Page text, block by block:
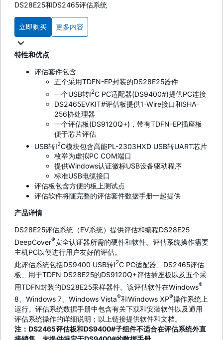
DS28E25和DS2465评估系统
立即购买 更多内容
特性和优点
评估套件包含
五个采用TDFN-EP封装的DS28E25器件
一个USB转I2C PC适配器(DS9400#)提供PC连接
DS2465EVKIT#评估板提供1-Wire接口和SHA-
256协处理器
一个评估板(DS9120Q+)，带有TDFN-EP插座板
便于芯片评估
USB转I2C模块包含高能PL-2303HXD USB转UART芯片
枚举为虚拟PC COM端口
提供Windows认证徽标USB设备驱动程序
标准USB电缆接口
评估板包含方便的板上测试点
评估软件将随完整的评估套件数据手册一起提供
产品详情
DS28E25评估系统（EV系统）提供评估和编程DS28E25
DeepCover®安全认证器所需的硬件和软件。评估系统操作需要
主机PC以便进行用户友好的评估。
此评估系统包括DS9400 USB转I2C PC适配器、DS2465评估
板、用于TDFN DS28E25的DS9120Q+评估插座板以及五个采
用TDFN封装的DS28E25采样器件。该评估软件在Windows®
8、Windows 7、Windows Vista®和Windows XP®操作系统上
运行。评估系统数据手册中包含有关下载和安装软件以及通用
评估系统操作的详细说明；以上链接提供软件和文档。
注：DS2465评估板和DS9400#子组件不适合在评估系统外直